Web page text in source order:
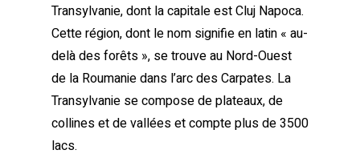
Transylvanie, dont la capitale est Cluj Napoca.
Cette région, dont le nom signifie en latin « au-
delà des forêts », se trouve au Nord-Ouest
de la Roumanie dans l’arc des Carpates. La
Transylvanie se compose de plateaux, de
collines et de vallées et compte plus de 3500
lacs.